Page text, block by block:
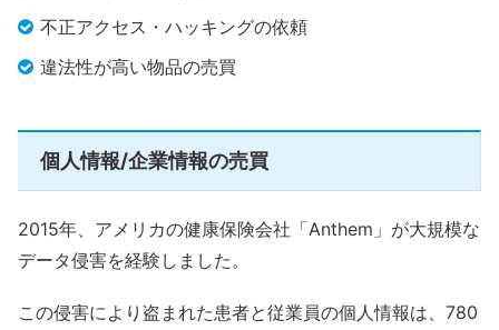
不正アクセス・ハッキングの依頼
違法性が高い物品の売買
個人情報/企業情報の売買
2015年、アメリカの健康保険会社「Anthem」が大規模な
データ侵害を経験しました。
この侵害により盗まれた患者と従業員の個人情報は、780